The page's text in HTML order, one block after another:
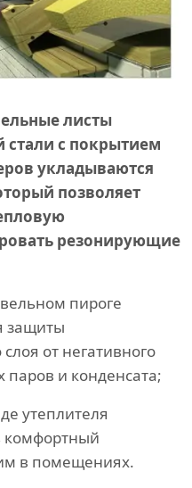
листы
стали с покрытием
укладываются
позволяет
резонирующие
пироге
защиты
от негативного
паров и конденсата;
утеплителя
комфортный
в помещениях.